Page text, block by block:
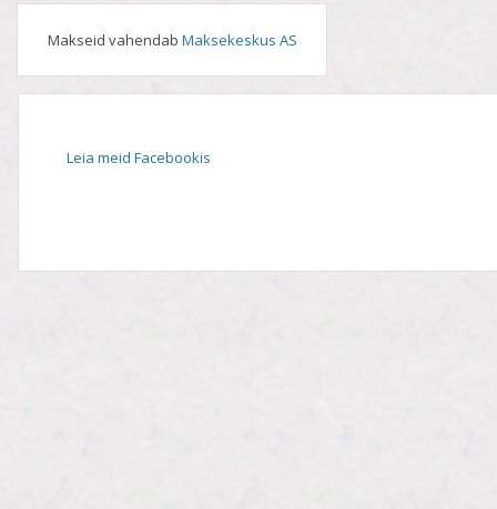
Makseid vahendab Maksekeskus AS
Leia meid Facebookis